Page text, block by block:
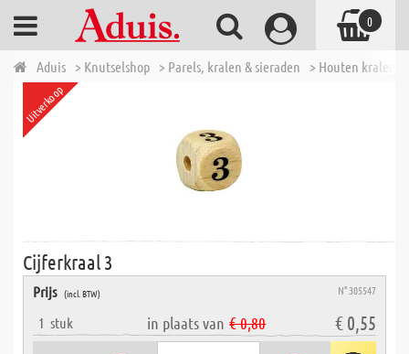
Aduis > Knutselshop > Parels, kralen & sieraden > Houten kralen
Uitverkoop
Cijferkraal 3
Prijs (incl. BTW) N° 305547
1 stuk in plaats van € 0,80 € 0,55
0